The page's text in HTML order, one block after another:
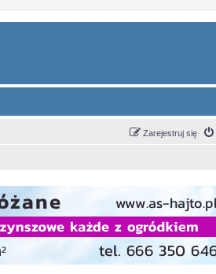
Zarejestruj się